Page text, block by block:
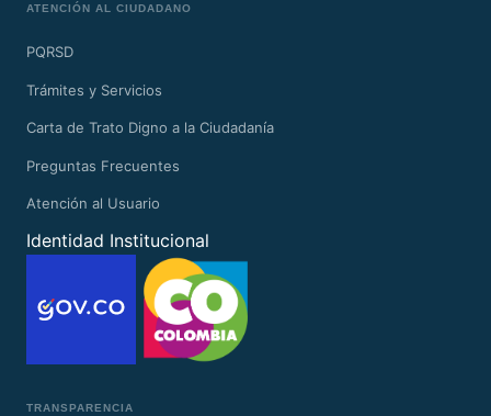
ATENCIÓN AL CIUDADANO
PQRSD
Trámites y Servicios
Carta de Trato Digno a la Ciudadanía
Preguntas Frecuentes
Atención al Usuario
Identidad Institucional
TRANSPARENCIA